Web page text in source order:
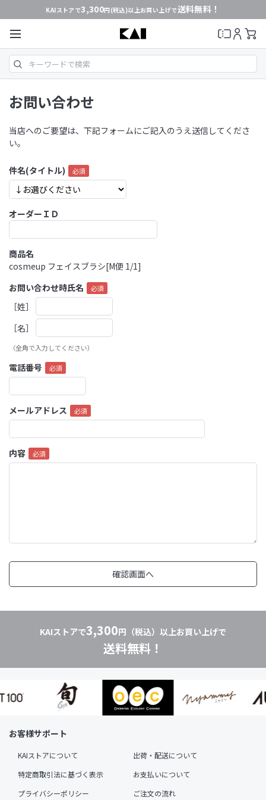
KAIストアで3,300円(税込)以上お買い上げで送料無料！
お問い合わせ
当店へのご要望は、下記フォームにご記入のうえ送信してくださ
い。
件名(タイトル)
オーダーＩＤ
商品名
cosmeup フェイスブラシ[M便 1/1]
お問い合わせ時氏名
［姓］
［名］
（全角で入力してください）
電話番号
メールアドレス
内容
KAIストアで3,300円（税込）以上お買い上げで
送料無料！
お客様サポート
KAIストアについて
出荷・配送について
特定商取引法に基づく表示
お支払いについて
プライバシーポリシー
ご注文の流れ